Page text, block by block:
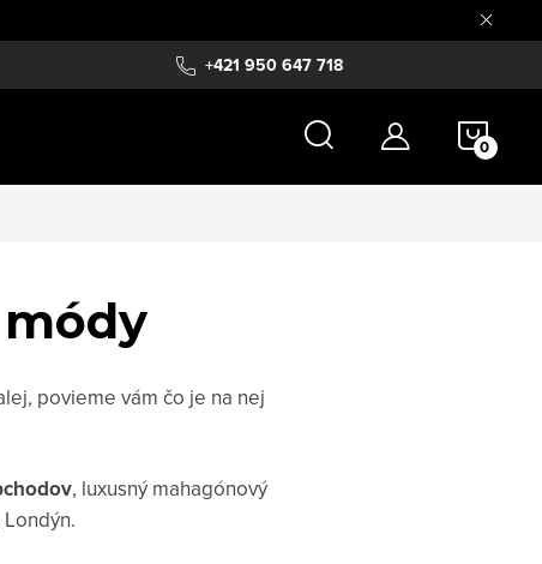
+421 950 647 718
povieme vám čo je na nej
, luxusný mahagónový